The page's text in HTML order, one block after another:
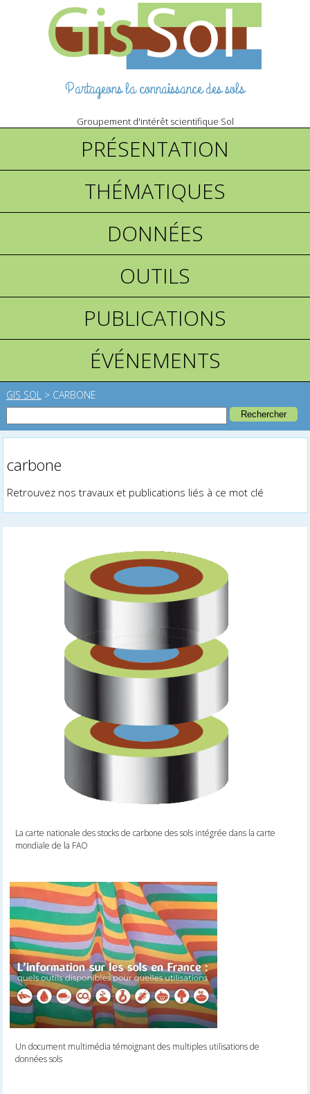
Partageons la connaissance des sols
Groupement d'intérêt scientifique Sol
PRÉSENTATION
THÉMATIQUES
DONNÉES
OUTILS
PUBLICATIONS
ÉVÉNEMENTS
GIS SOL > CARBONE
carbone
Retrouvez nos travaux et publications liés à ce mot clé
La carte nationale des stocks de carbone des sols intégrée dans la carte
mondiale de la FAO
Un document multimédia témoignant des multiples utilisations de
données sols